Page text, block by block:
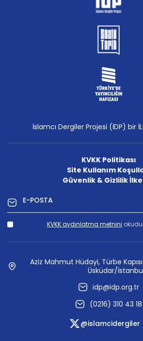
İslamcı Dergiler Projesi (İDP) bir
KVKK Politikası
Site Kullanım
Güvenlik & Gizlilik
KVKK aydınlatma metnini
Aziz Mahmut Hüdayi, Türbe
Üsküdar/
idp@idp.org.tr
(0216) 310 43 18
@islamcidergiler